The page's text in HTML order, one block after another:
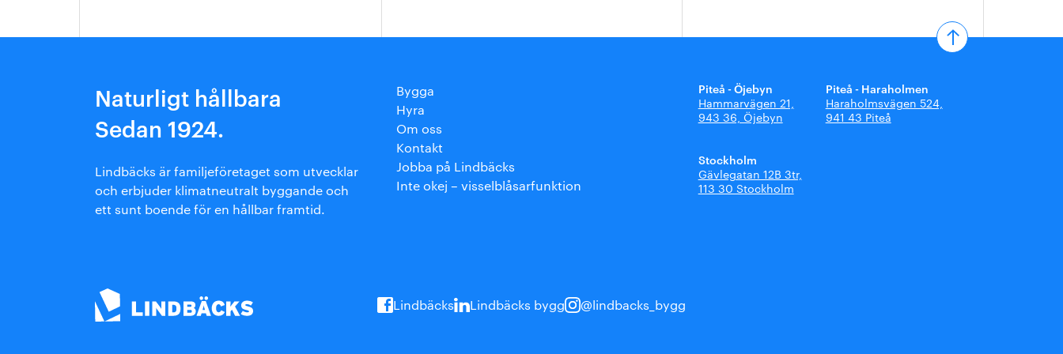
Grönare option
Naturligt hållbara
Sedan 1924.
Lindbäcks är familjeföretaget som utvecklar
och erbjuder klimatneutralt byggande och
ett sunt boende för en hållbar framtid.
Bygga
Hyra
Om oss
Kontakt
Jobba på Lindbäcks
Inte okej – visselblåsarfunktion
Piteå - Öjebyn
Hammarvägen 21,
943 36, Öjebyn
Piteå - Haraholmen
Haraholmsvägen 524,
941 43 Piteå
Stockholm
Gävlegatan 12B 3tr,
113 30 Stockholm
Lindbäcks Lindbäcks bygg @lindbacks_bygg